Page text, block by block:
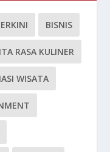
BISNIS
RASA KULINER
WISATA